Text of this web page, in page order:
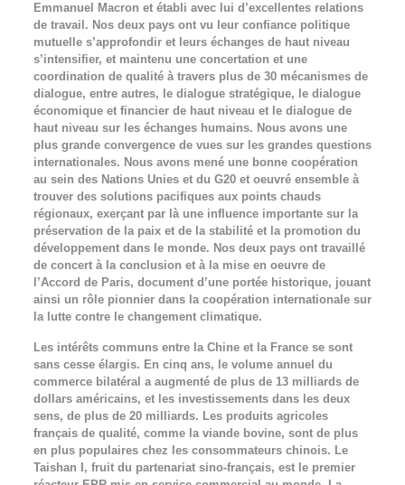
Emmanuel Macron et établi avec lui d’excellentes relations
de travail. Nos deux pays ont vu leur confiance politique
mutuelle s’approfondir et leurs échanges de haut niveau
s’intensifier, et maintenu une concertation et une
coordination de qualité à travers plus de 30 mécanismes de
dialogue, entre autres, le dialogue stratégique, le dialogue
économique et financier de haut niveau et le dialogue de
haut niveau sur les échanges humains. Nous avons une
plus grande convergence de vues sur les grandes questions
internationales. Nous avons mené une bonne coopération
au sein des Nations Unies et du G20 et oeuvré ensemble à
trouver des solutions pacifiques aux points chauds
régionaux, exerçant par là une influence importante sur la
préservation de la paix et de la stabilité et la promotion du
développement dans le monde. Nos deux pays ont travaillé
de concert à la conclusion et à la mise en oeuvre de
l’Accord de Paris, document d’une portée historique, jouant
ainsi un rôle pionnier dans la coopération internationale sur
la lutte contre le changement climatique.
Les intérêts communs entre la Chine et la France se sont
sans cesse élargis. En cinq ans, le volume annuel du
commerce bilatéral a augmenté de plus de 13 milliards de
dollars américains, et les investissements dans les deux
sens, de plus de 20 milliards. Les produits agricoles
français de qualité, comme la viande bovine, sont de plus
en plus populaires chez les consommateurs chinois. Le
Taishan I, fruit du partenariat sino-français, est le premier